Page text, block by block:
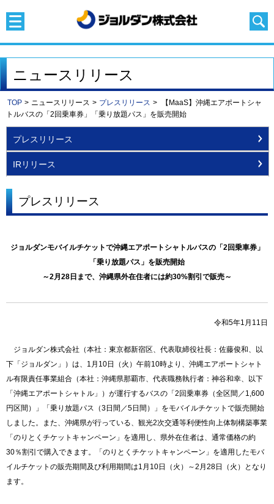
ニュースリリース
TOP > ニュースリリース > プレスリリース >
【MaaS】沖縄エアポートシャ
トルバスの「2回乗車券」「乗り放題パス」を販売開始
プレスリリース
IRリリース
プレスリリース
ジョルダンモバイルチケットで沖縄エアポートシャトルバスの「2回乗車券」
「乗り放題パス」を販売開始
～2月28日まで、沖縄県外在住者には約30%割引で販売～
令和5年1月11日
ジョルダン株式会社（本社：東京都新宿区、代表取締役社長：佐藤俊和、以
下「ジョルダン」）は、1月10日（火）午前10時より、沖縄エアポートシャト
ル有限責任事業組合（本社：沖縄県那覇市、代表職務執行者：神谷和幸、以下
「沖縄エアポートシャトル」）が運行するバスの「2回乗車券（全区間／1,600
円区間）」「乗り放題パス（3日間／5日間）」をモバイルチケットで販売開始
しました。また、沖縄県が行っている、観光2次交通等利便性向上体制構築事業
「のりとくチケットキャンペーン」を適用し、県外在住者は、通常価格の約
30％割引で購入できます。「のりとくチケットキャンペーン」を適用したモバ
イルチケットの販売期間及び利用期間は1月10日（火）～2月28日（火）となり
ます。